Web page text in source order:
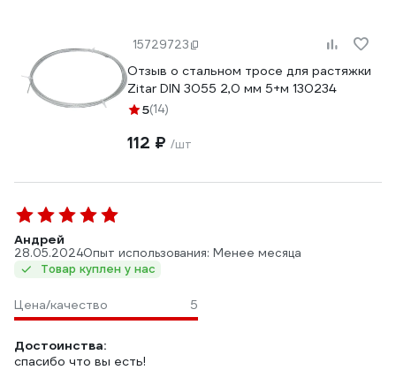
15729723
Отзыв о стальном тросе для растяжки
Zitar DIN 3055 2,0 мм 5+м 130234
5(14)
112 ₽ /шт
Андрей
28.05.2024Опыт использования: Менее месяца
Товар куплен у нас
Цена/качество 5
Достоинства:
спасибо что вы есть!